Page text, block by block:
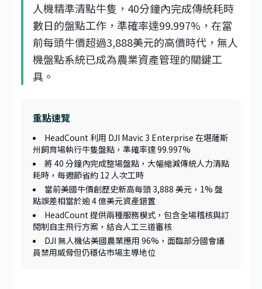
人機精準清點牛隻，40分鐘內完成傳統耗時
數日的盤點工作，準確率達99.997%，在當
前每頭牛價超過3,888美元的高價時代，無人
機盤點系統已成為農業資產管理的關鍵工
具。
重點速覽
HeadCount 利用 DJI Mavic 3 Enterprise 在堪薩斯
州飼育場執行牛隻盤點，準確率達 99.997%
將 40 分鐘內完成整場盤點，大幅縮減傳統人力清點
耗時，每週節省約 12 人次工時
當前美國牛價創歷史新高每頭 3,888 美元，1% 盤
點誤差相當於逾 4 億美元資產錯置
HeadCount 提供兩種服務模式，包含全場稽核與訂
閱制自主飛行方案，結合人工三道審核
DJI 無人機佔美國農業應用 96%，面臨部分國會議
員禁用威脅但仍穩佔市場主導地位